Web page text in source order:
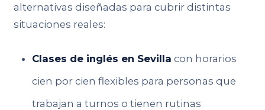
alternativas diseñadas para cubrir distintas
situaciones reales:
Clases de inglés en Sevilla con horarios
cien por cien flexibles para personas que
trabajan a turnos o tienen rutinas